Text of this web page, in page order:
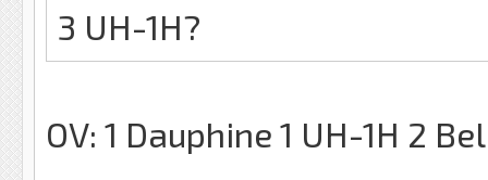
3 UH-1H?
OV: 1 Dauphine 1 UH-1H 2